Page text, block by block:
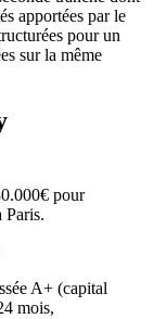
apportées par le
pour un
sur la même
pour
Paris.
A+ (capital
mois,